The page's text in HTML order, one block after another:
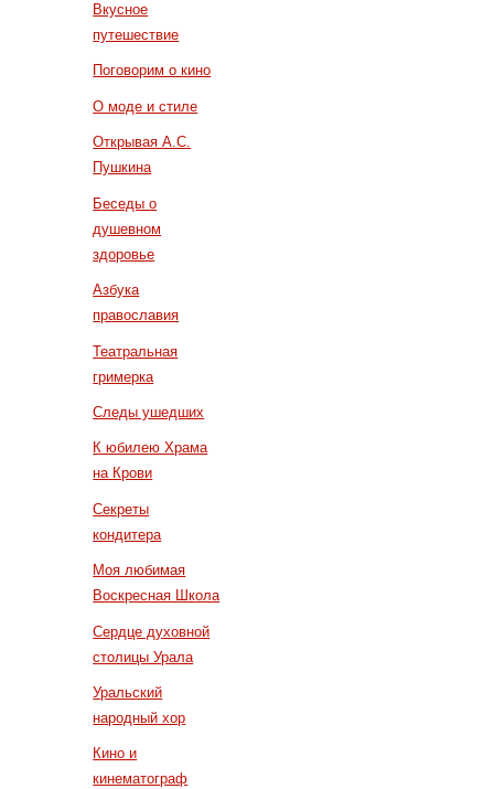
Вкусное
путешествие
Поговорим о кино
О моде и стиле
Открывая А.С.
Пушкина
Беседы о
душевном
здоровье
Азбука
православия
Театральная
гримерка
Следы ушедших
К юбилею Храма
на Крови
Секреты
кондитера
Моя любимая
Воскресная Школа
Сердце духовной
столицы Урала
Уральский
народный хор
Кино и
кинематограф